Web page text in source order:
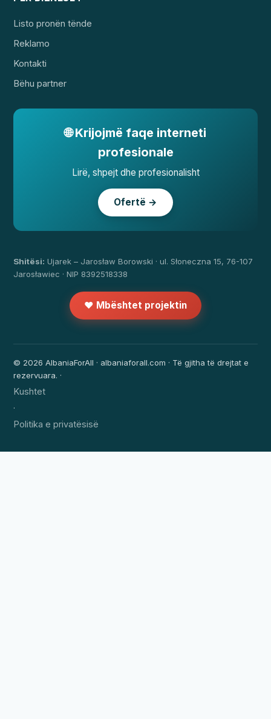
Listo pronën tënde
Reklamo
Kontakti
Bëhu partner
🌐 Krijojmë faqe interneti
profesionale
Lirë, shpejt dhe profesionalisht
Ofertë →
Shitësi: Ujarek – Jarosław Borowski · ul. Słoneczna 15, 76-107
Jarosławiec · NIP 8392518338
❤️ Mbështet projektin
© 2026 AlbaniaForAll · albaniaforall.com · Të gjitha të drejtat e
rezervuara. ·
Kushtet
·
Politika e privatësisë